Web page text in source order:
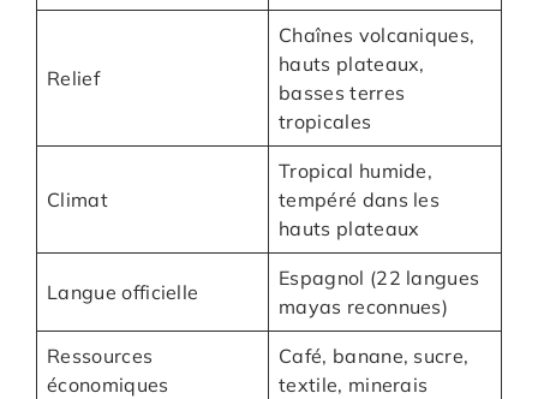
Relief
Chaînes volcaniques,
hauts plateaux,
basses terres
tropicales
Climat
Tropical humide,
tempéré dans les
hauts plateaux
Langue officielle
Espagnol (22 langues
mayas reconnues)
Ressources
économiques
Café, banane, sucre,
textile, minerais